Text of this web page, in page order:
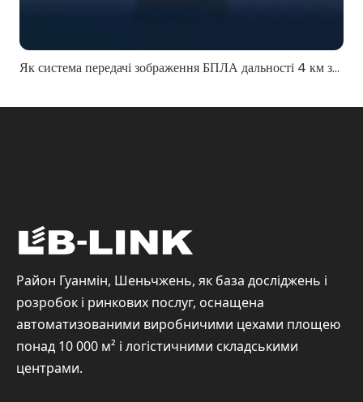
Як система передачі зображення БПЛА дальності 4 км забезпечує стабільну якість відео?
Район Гуанмін, Шеньчжень, як база досліджень і
розробок і ринкових послуг, оснащена
автоматизованими виробничими цехами площею
понад 10 000 м² і логістичними складськими
центрами.